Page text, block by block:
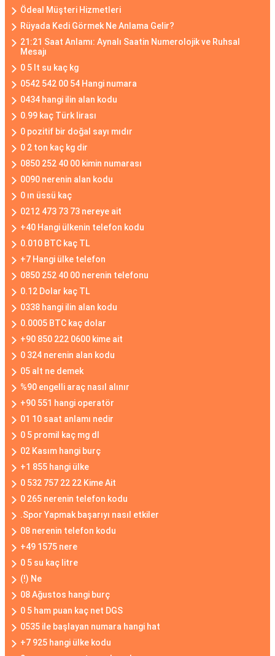
Ödeal Müşteri Hizmetleri
Rüyada Kedi Görmek Ne Anlama Gelir?
21:21 Saat Anlamı: Aynalı Saatin Numerolojik ve Ruhsal
Mesajı
0 5 lt su kaç kg
0542 542 00 54 Hangi numara
0434 hangi ilin alan kodu
0.99 kaç Türk lirası
0 pozitif bir doğal sayı mıdır
0 2 ton kaç kg dir
0850 252 40 00 kimin numarası
0090 nerenin alan kodu
0 ın üssü kaç
0212 473 73 73 nereye ait
+40 Hangi ülkenin telefon kodu
0.010 BTC kaç TL
+7 Hangi ülke telefon
0850 252 40 00 nerenin telefonu
0.12 Dolar kaç TL
0338 hangi ilin alan kodu
0.0005 BTC kaç dolar
+90 850 222 0600 kime ait
0 324 nerenin alan kodu
05 alt ne demek
%90 engelli araç nasıl alınır
+90 551 hangi operatör
01 10 saat anlamı nedir
0 5 promil kaç mg dl
02 Kasım hangi burç
+1 855 hangi ülke
0 532 757 22 22 Kime Ait
0 265 nerenin telefon kodu
.Spor Yapmak başarıyı nasıl etkiler
08 nerenin telefon kodu
+49 1575 nere
0 5 su kaç litre
(!) Ne
08 Ağustos hangi burç
0 5 ham puan kaç net DGS
0535 ile başlayan numara hangi hat
+7 925 hangi ülke kodu